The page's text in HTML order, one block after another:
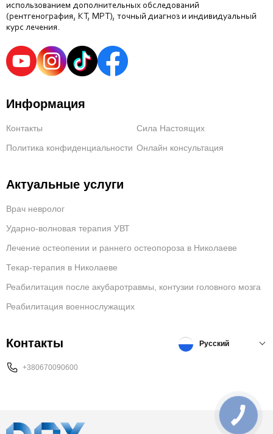
использованием дополнительных обследований
(рентгенография, КТ, МРТ), точный диагноз и индивидуальный
курс лечения.
Информация
Контакты
Сила Настоящих
Политика конфиденциальности Онлайн консультация
Актуальные услуги
Врач невролог
Ударно-волновая терапия УВТ
Лечение остеопении и раннего остеопороза в Николаеве
Текар-терапия в Николаеве
Реабилитация после акубаротравмы, контузии головного мозга
Реабилитация военнослужащих
Контакты
+380670090600
Русский